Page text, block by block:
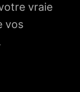
vraie
vos